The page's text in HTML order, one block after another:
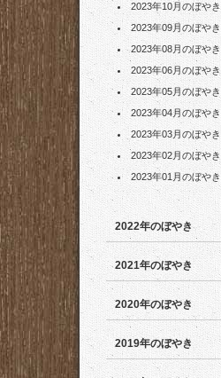
2023年10月のぼやき
2023年09月のぼやき
2023年08月のぼやき
2023年06月のぼやき
2023年05月のぼやき
2023年04月のぼやき
2023年03月のぼやき
2023年02月のぼやき
2023年01月のぼやき
2022年のぼやき
2021年のぼやき
2020年のぼやき
2019年のぼやき